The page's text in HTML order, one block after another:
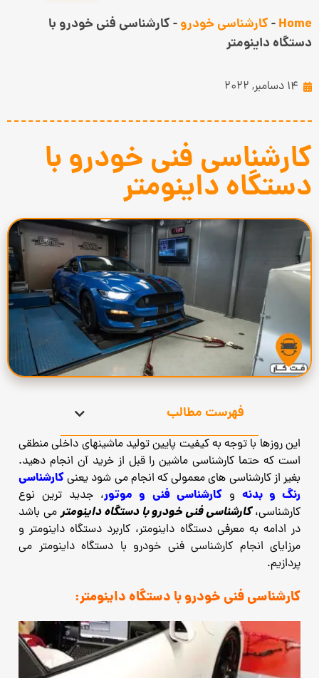
Home
-کارشناسی خودرو-کارشناسی فنی خودرو با
دستگاه داینومتر
14 دسامبر, 2022
کارشناسی فنی خودرو با
دستگاه داینومتر
فهرست مطالب
این روزها با توجه به کیفیت پایین تولید ماشینهای داخلی منطقی
است که حتما کارشناسی ماشین را قبل از خرید آن انجام دهید.
بغیر از کارشناسی های معمولی که انجام می شود یعنیکارشناسی
رنگ و بدنه وکارشناسی فنی و موتور، جدید ترین نوع
کارشناسی،کارشناسی فنی خودرو با دستگاه داینومترمی باشد
در ادامه به معرفی دستگاه داینومتر، کاربرد دستگاه داینومتر و
مرزایای انجام کارشناسی فنی خودرو با دستگاه داینومتر می
پردازیم.
کارشناسی فنی خودرو با دستگاه داینومتر: